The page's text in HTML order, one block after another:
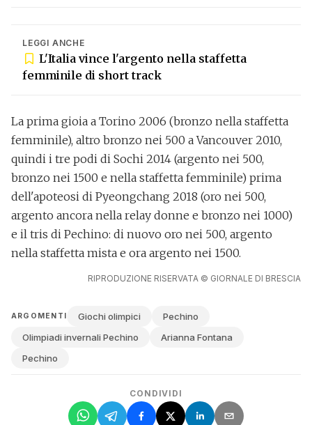
LEGGI ANCHE
L'Italia vince l'argento nella staffetta
femminile di short track
La prima gioia a Torino 2006 (bronzo nella staffetta
femminile), altro bronzo nei 500 a Vancouver 2010,
quindi i tre podi di Sochi 2014 (argento nei 500,
bronzo nei 1500 e nella staffetta femminile) prima
dell'apoteosi di Pyeongchang 2018 (oro nei 500,
argento ancora nella relay donne e bronzo nei 1000)
e il tris di Pechino: di nuovo oro nei 500, argento
nella staffetta mista e ora argento nei 1500.
RIPRODUZIONE RISERVATA © GIORNALE DI BRESCIA
ARGOMENTI Giochi olimpici
Pechino
Olimpiadi invernali Pechino
Arianna Fontana
Pechino
CONDIVIDI